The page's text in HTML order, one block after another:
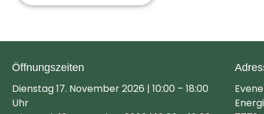
Öffnungszeiten
Dienstag 17. November 2026 | 10:00 – 18:00
Uhr